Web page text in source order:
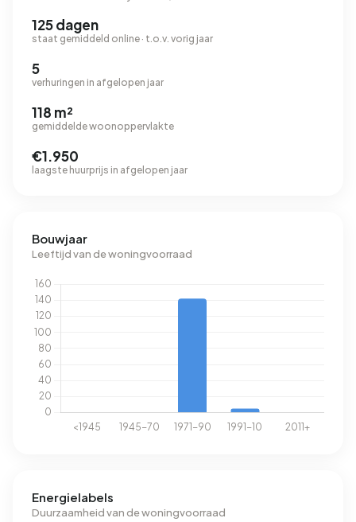
125 dagen
staat gemiddeld online · t.o.v. vorig jaar
5
verhuringen in afgelopen jaar
118 m²
gemiddelde woonoppervlakte
€1.950
laagste huurprijs in afgelopen jaar
Bouwjaar
Leeftijd van de woningvoorraad
Energielabels
Duurzaamheid van de woningvoorraad